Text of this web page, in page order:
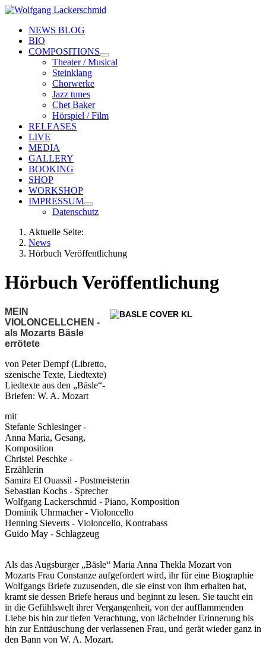
NEWS BLOG
BIO
COMPOSITIONS
Theater / Musical
Steinklang
Chorwerke
Jazz tunes
Chet Baker
Hörspiel / Film
RELEASES
LIVE
MEDIA
GALLERY
BOOKING
SHOP
WORKSHOP
IMPRESSUM
Datenschutz
Aktuelle Seite:
News
Hörbuch Veröffentlichung
Hörbuch Veröffentlichung
MEIN
VIOLONCELLCHEN -
als Mozarts Bäsle
errötete
von Peter Dempf (Libretto,
szenische Texte, Liedtexte)
Liedtexte aus den „Bäsle“-
Briefen: W. A. Mozart
mit
Stefanie Schlesinger -
Anna Maria, Gesang,
Komposition
Christel Peschke -
Erzählerin
Samira El Ouassil - Postmeisterin
Sebastian Kochs - Sprecher
Wolfgang Lackerschmid - Piano, Komposition
Dominik Uhrmacher - Violoncello
Henning Sieverts - Violoncello, Kontrabass
Guido May - Schlagzeug
Als das Augsburger „Bäsle“ Maria Anna Thekla Mozart von
Mozarts Frau Constanze aufgefordert wird, ihr für eine Biographie
Wolfgangs Briefe zuzusenden, die sie einst von ihm erhalten hat,
kramt sie dessen Briefe heraus und beginnt zu lesen. Sie taucht ein
in die Gefühlswelt ihrer Vergangenheit, von der aufflammenden
Liebe bis hin zur tiefen Verachtung, von lächelnder Erinnerung bis
hin zur Enttäuschung der verlassenen Frau, und gerät wieder ganz in
den Bann von W. A. Mozart.